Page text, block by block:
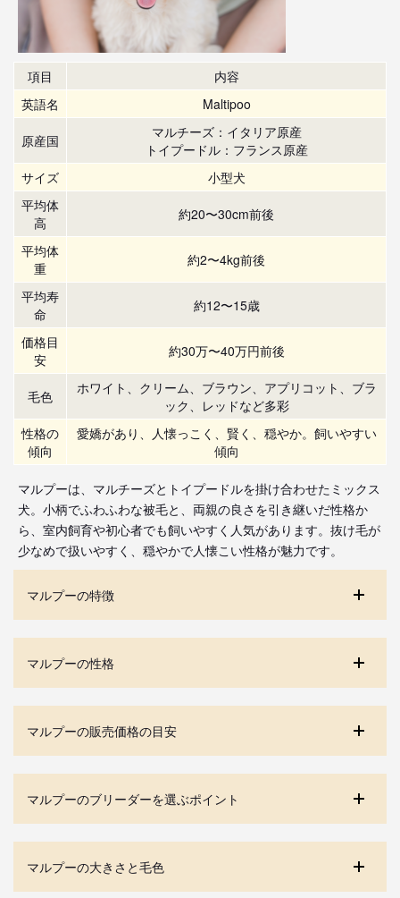
項目
内容
英語名
Maltipoo
原産国
マルチーズ：イタリア原産
トイプードル：フランス原産
サイズ
小型犬
平均体
高
約20〜30cm前後
平均体
重
約2〜4kg前後
平均寿
命
約12〜15歳
価格目
安
約30万〜40万円前後
毛色
ホワイト、クリーム、ブラウン、アプリコット、ブラ
ック、レッドなど多彩
性格の
傾向
愛嬌があり、人懐っこく、賢く、穏やか。飼いやすい
傾向
マルプーは、マルチーズとトイプードルを掛け合わせたミックス
犬。小柄でふわふわな被毛と、両親の良さを引き継いだ性格か
ら、室内飼育や初心者でも飼いやすく人気があります。抜け毛が
少なめで扱いやすく、穏やかで人懐こい性格が魅力です。
マルプーの特徴
マルプーの性格
マルプーの販売価格の目安
マルプーのブリーダーを選ぶポイント
マルプーの大きさと毛色